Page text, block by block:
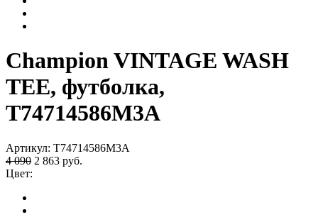
Champion VINTAGE WASH
TEE, футболка,
T74714586M3A
Артикул: T74714586M3A
4 090 2 863 руб.
Цвет: